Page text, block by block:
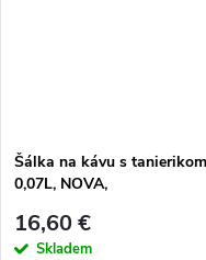
Šálka na kávu s tanierikom
0,07L, NOVA,
16,60 €
Skladem